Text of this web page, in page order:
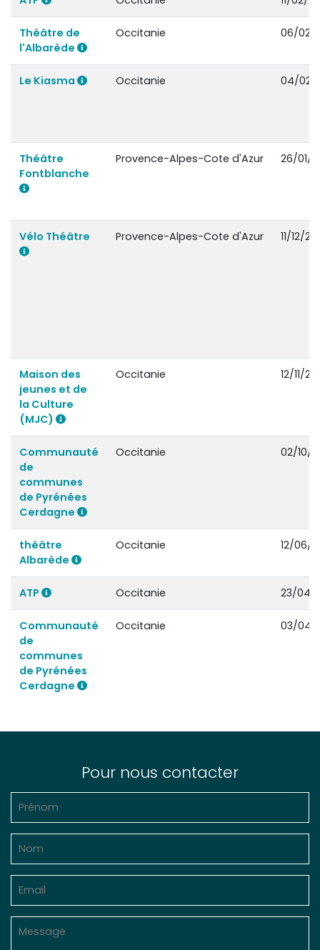
Théâtre de
l'Albarède
Occitanie 06/02/
Le Kiasma Occitanie 04/02/
Théâtre
Fontblanche
Provence-Alpes-Cote d'Azur 26/01/
Vélo Théâtre Provence-Alpes-Cote d'Azur 11/12/
Maison des
jeunes et de
la Culture
(MJC)
Occitanie 12/11/
Communauté
de
communes
de Pyrénées
Cerdagne
Occitanie 02/10/
théâtre
Albarède
Occitanie 12/06/
ATP Occitanie 23/04/
Communauté
de
communes
de Pyrénées
Cerdagne
Occitanie 03/04/
Pour nous contacter